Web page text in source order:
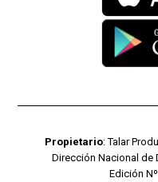
Propietario: Talar
Dirección Nacional de
Edición